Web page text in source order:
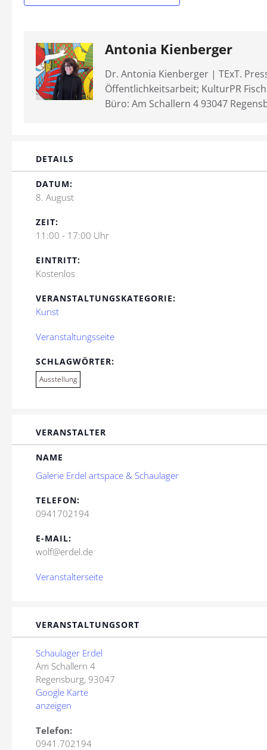
Antonia Kienberger
Dr. Antonia Kienberger | TExT.
Öffentlichkeitsarbeit; KulturPR
Büro: Am Schallern 4 93047
DETAILS
DATUM:
8. August
ZEIT:
11:00 - 17:00 Uhr
EINTRITT:
Kostenlos
VERANSTALTUNGSKATEGORIE:
Kunst
Veranstaltungsseite
SCHLAGWÖRTER:
Ausstellung
VERANSTALTER
NAME
Galerie Erdel artspace & Schaulager
TELEFON:
0941702194
E-MAIL:
wolf@erdel.de
Veranstalterseite
VERANSTALTUNGSORT
Schaulager Erdel
Am Schallern 4
Regensburg, 93047
Google Karte
anzeigen
Telefon:
0941.702194